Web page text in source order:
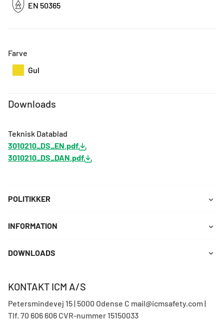
EN 50365
Farve
Gul
Downloads
Teknisk Datablad
3010210_DS_EN.pdf
3010210_DS_DAN.pdf
POLITIKKER
INFORMATION
DOWNLOADS
KONTAKT ICM A/S
Petersmindevej 15 | 5000 Odense C mail@icmsafety.com |
Tlf. 70 606 606 CVR-nummer 15150033